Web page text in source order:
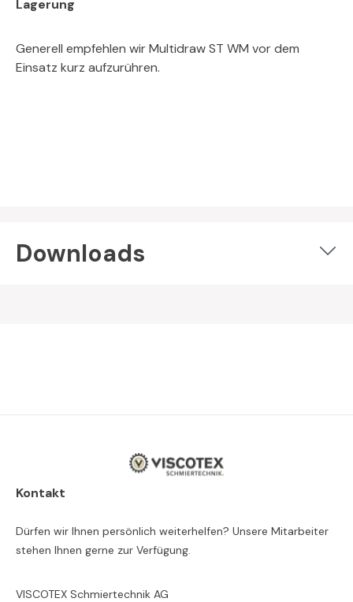
Lagerung
Generell empfehlen wir Multidraw ST WM vor dem
Einsatz kurz aufzurühren.
Downloads
Kontakt
Dürfen wir Ihnen persönlich weiterhelfen? Unsere Mitarbeiter
stehen Ihnen gerne zur Verfügung.
VISCOTEX Schmiertechnik AG